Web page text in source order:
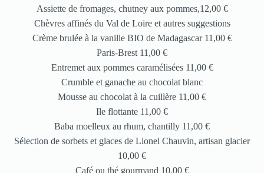
Assiette de fromages, chutney aux pommes,12,00 €
Chèvres affinés du Val de Loire et autres suggestions
Crème brulée à la vanille BIO de Madagascar 11,00 €
Paris-Brest 11,00 €
Entremet aux pommes caramélisées 11,00 €
Crumble et ganache au chocolat blanc
Mousse au chocolat à la cuillère 11,00 €
Ile flottante 11,00 €
Baba moelleux au rhum, chantilly 11,00 €
Sélection de sorbets et glaces de Lionel Chauvin, artisan glacier
10,00 €
Café ou thé gourmand 10,00 €